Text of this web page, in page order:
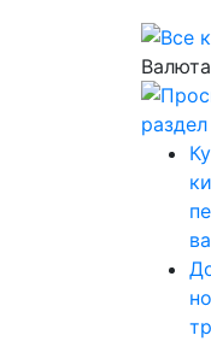
Валюта